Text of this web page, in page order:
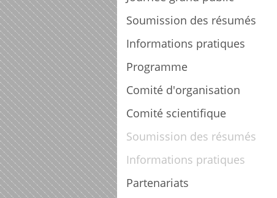
Soumission des résumés
Informations pratiques
Programme
Comité d'organisation
Comité scientifique
Soumission des résumés
Informations pratiques
Partenariats